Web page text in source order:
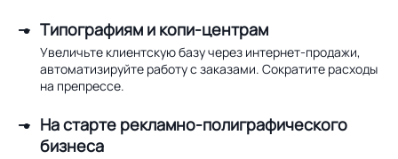
Типографиям и копи-центрам
Увеличьте клиентскую базу через интернет-продажи,
автоматизируйте работу с заказами. Сократите расходы
на препрессе.
На старте рекламно-полиграфического
бизнеса